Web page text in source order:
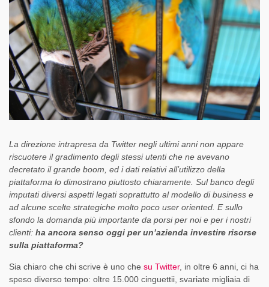
La direzione intrapresa da Twitter negli ultimi anni non appare
riscuotere il gradimento degli stessi utenti che ne avevano
decretato il grande boom, ed i dati relativi all’utilizzo della
piattaforma lo dimostrano piuttosto chiaramente. Sul banco degli
imputati diversi aspetti legati soprattutto al modello di business e
ad alcune scelte strategiche molto poco user oriented. E sullo
sfondo la domanda più importante da porsi per noi e per i nostri
clienti: ha ancora senso oggi per un’azienda investire risorse
sulla piattaforma?
Sia chiaro che chi scrive è uno che su Twitter, in oltre 6 anni, ci ha
speso diverso tempo: oltre 15.000 cinguettii, svariate migliaia di